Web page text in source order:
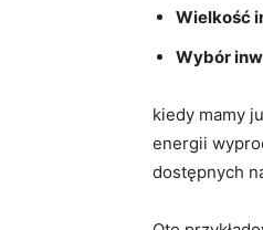
Wielkość
Wybór
kiedy mamy
energii
dostępnych